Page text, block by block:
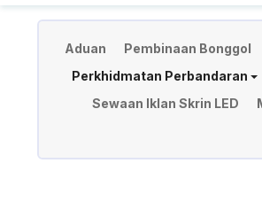
Perkhidmatan
Aduan Pembinaan Bonggol
Perkhidmatan Perbandaran
Sewaan Iklan Skrin LED